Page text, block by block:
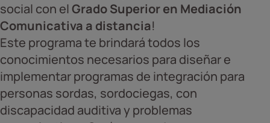
social con elGrado Superior en Mediación
Comunicativa a distancia!
Este programa te brindará todos los
conocimientos necesarios para diseñar e
implementar programas de integración para
personas sordas, sordociegas, con
discapacidad auditiva y problemas